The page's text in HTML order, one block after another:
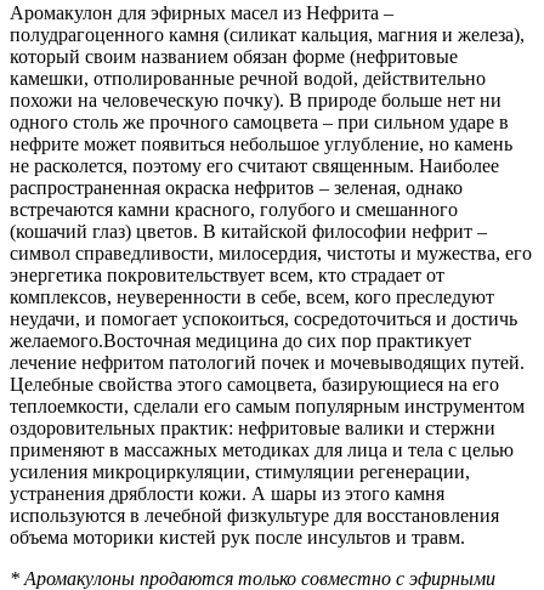
Аромакулон для эфирных масел из Нефрита –
полудрагоценного камня (силикат кальция, магния и железа),
который своим названием обязан форме (нефритовые
камешки, отполированные речной водой, действительно
похожи на человеческую почку). В природе больше нет ни
одного столь же прочного самоцвета – при сильном ударе в
нефрите может появиться небольшое углубление, но камень
не расколется, поэтому его считают священным. Наиболее
распространенная окраска нефритов – зеленая, однако
встречаются камни красного, голубого и смешанного
(кошачий глаз) цветов. В китайской философии нефрит –
символ справедливости, милосердия, чистоты и мужества, его
энергетика покровительствует всем, кто страдает от
комплексов, неуверенности в себе, всем, кого преследуют
неудачи, и помогает успокоиться, сосредоточиться и достичь
желаемого.Восточная медицина до сих пор практикует
лечение нефритом патологий почек и мочевыводящих путей.
Целебные свойства этого самоцвета, базирующиеся на его
теплоемкости, сделали его самым популярным инструментом
оздоровительных практик: нефритовые валики и стержни
применяют в массажных методиках для лица и тела с целью
усиления микроциркуляции, стимуляции регенерации,
устранения дряблости кожи. А шары из этого камня
используются в лечебной физкультуре для восстановления
объема моторики кистей рук после инсультов и травм.
* Аромакулоны продаются только совместно с эфирными